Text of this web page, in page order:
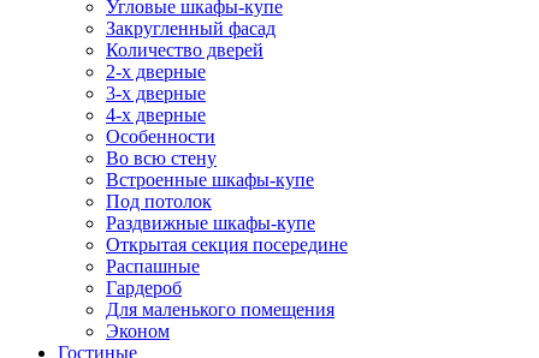
Угловые шкафы-купе
Закругленный фасад
Количество дверей
2-х дверные
3-х дверные
4-х дверные
Особенности
Во всю стену
Встроенные шкафы-купе
Под потолок
Раздвижные шкафы-купе
Открытая секция посередине
Распашные
Гардероб
Для маленького помещения
Эконом
Гостиные